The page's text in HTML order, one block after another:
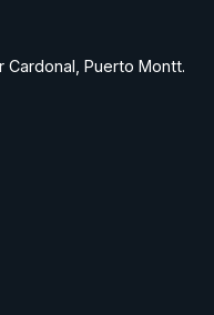
Cardonal, Puerto Montt.